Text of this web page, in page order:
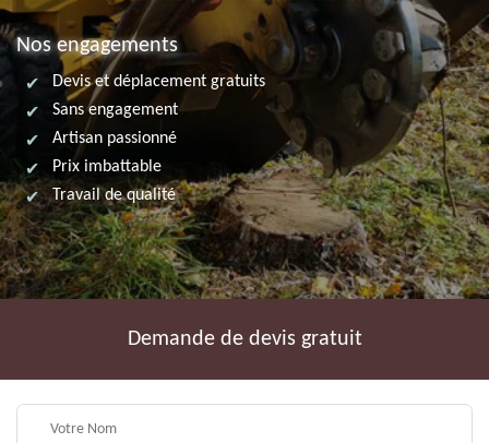
Nos engagements
Devis et déplacement gratuits
Sans engagement
Artisan passionné
Prix imbattable
Travail de qualité
Demande de devis gratuit